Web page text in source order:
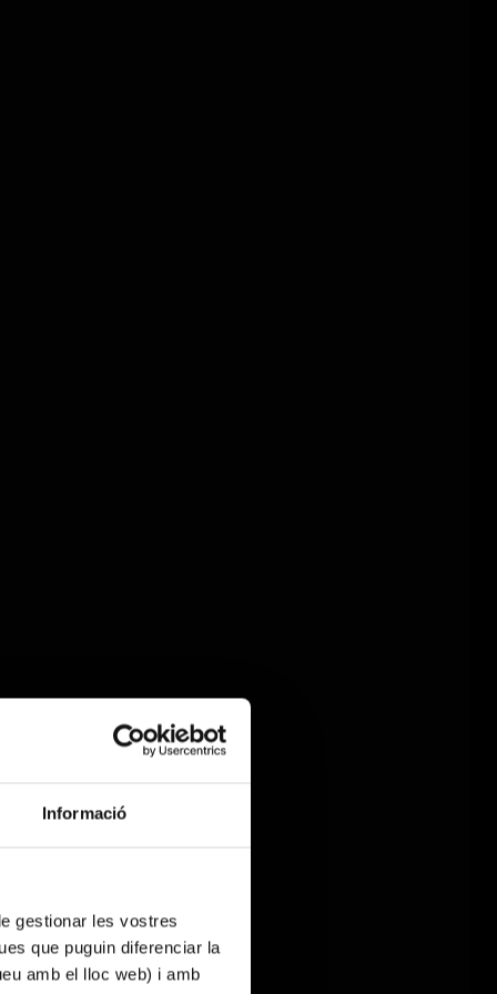
Informació
gestionar les vostres
que puguin diferenciar la
amb el lloc web) i amb